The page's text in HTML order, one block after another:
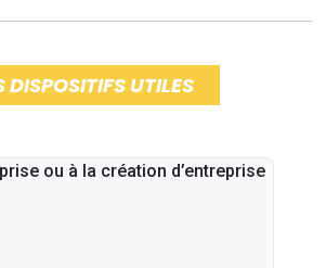
DISPOSITIFS UTILES